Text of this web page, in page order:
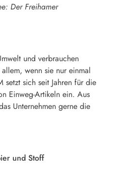
Der Freihamer
und verbrauchen
wenn sie nur einmal
setzt sich seit Jahren für die
Einweg-Artikeln ein. Aus
Unternehmen gerne die
und Stoff